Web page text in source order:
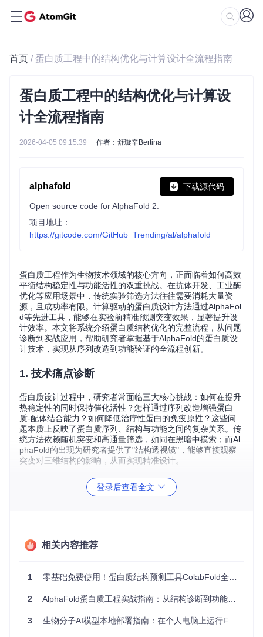
首页 / 蛋白质工程中的结构优化与计算设计全流程指南
蛋白质工程中的结构优化与计算设
计全流程指南
2026-04-05 09:15:39 作者：舒璇辛Bertina
alphafold 下载源代码
Open source code for AlphaFold 2.
项目地址：
https://gitcode.com/GitHub_Trending/al/alphafold
蛋白质工程作为生物技术领域的核心方向，正面临着如何高效
平衡结构稳定性与功能活性的双重挑战。在抗体开发、工业酶
优化等应用场景中，传统实验筛选方法往往需要消耗大量资
源，且成功率有限。计算驱动的蛋白质设计方法通过AlphaFol
d等先进工具，能够在实验前精准预测突变效果，显著提升设
计效率。本文将系统介绍蛋白质结构优化的完整流程，从问题
诊断到实战应用，帮助研究者掌握基于AlphaFold的蛋白质设
计技术，实现从序列改造到功能验证的全流程创新。
1. 技术痛点诊断
蛋白质设计过程中，研究者常面临三大核心挑战：如何在提升
热稳定性的同时保持催化活性？怎样通过序列改造增强蛋白
质-配体结合能力？如何降低治疗性蛋白的免疫原性？这些问
题本质上反映了蛋白质序列、结构与功能之间的复杂关系。传
统方法依赖随机突变和高通量筛选，如同在黑暗中摸索；而Al
phaFold的出现为研究者提供了"结构透视镜"，能够直接观察
突变对三维结构的影响，从而实现精准设计。
1.1 稳定性与活性的平衡困境
工业酶优化中常见的场景是：通过引入多个疏水残基提高了酶
数（局部结构预测置信度）能够帮助识别关键功能区域，避免
因过度优化稳定性而破坏活性位点。
1.2 设计方案评估的可靠性挑战
实验验证阶段被淘汰。AlphaFold提供的PAE（预测aligned误
构质量，将低质量设计方案提前筛除，使实验资源集中于高潜
登录后查看全文
相关内容推荐
1 零基础免费使用！蛋白质结构预测工具ColabFold全攻略
2 AlphaFold蛋白质工程实战指南：从结构诊断到功能优化
3 生物分子AI模型本地部署指南：在个人电脑上运行Foundry的完整方案